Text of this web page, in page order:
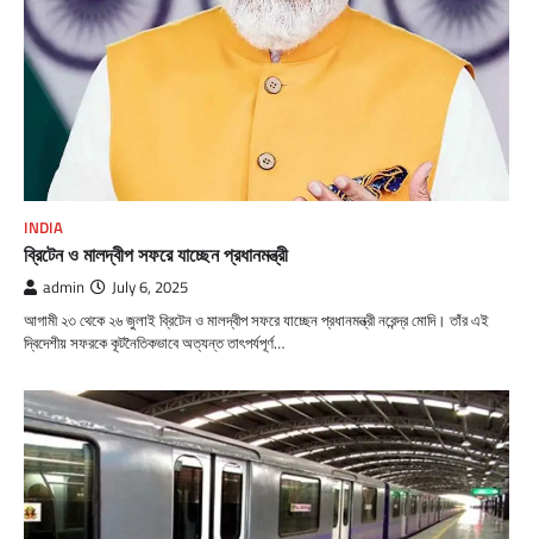
INDIA
ব্রিটেন ও মালদ্বীপ সফরে যাচ্ছেন প্রধানমন্ত্রী
admin July 6, 2025
আগামী ২৩ থেকে ২৬ জুলাই ব্রিটেন ও মালদ্বীপ সফরে যাচ্ছেন প্রধানমন্ত্রী নরেন্দ্র মোদি। তাঁর এই
দ্বিদেশীয় সফরকে কূটনৈতিকভাবে অত্যন্ত তাৎপর্যপূর্ণ…